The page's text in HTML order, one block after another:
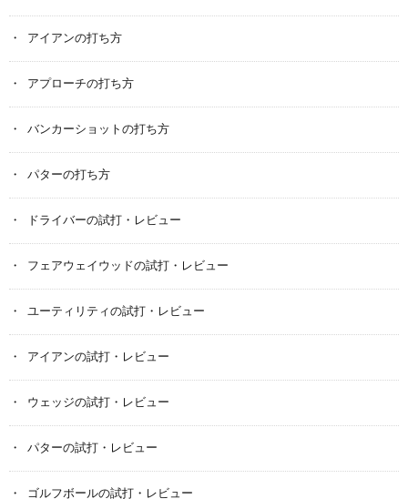
アイアンの打ち方
アプローチの打ち方
バンカーショットの打ち方
パターの打ち方
ドライバーの試打・レビュー
フェアウェイウッドの試打・レビュー
ユーティリティの試打・レビュー
アイアンの試打・レビュー
ウェッジの試打・レビュー
パターの試打・レビュー
ゴルフボールの試打・レビュー